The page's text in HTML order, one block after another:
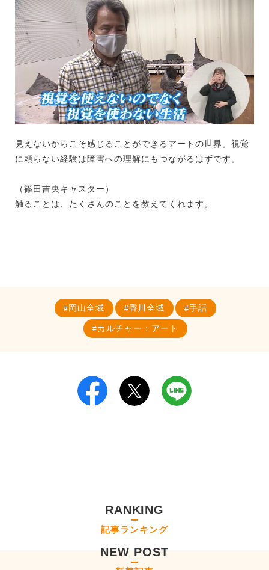
見えないからこそ感じることができるアートの世界。視覚
に頼らない経験は障害への理解にもつながるはずです。
（篠田吉央キャスター）
触ることは、たくさんのことを教えてくれます。
岡山全域 香川全域 手話
カルチャー：アート
RANKING
記事ランキング
NEW POST